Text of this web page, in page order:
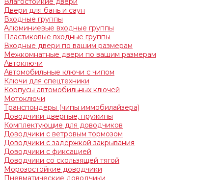
Двери для бань и саун
Входные группы
Алюминиевые входные группы
Пластиковые входные группы
Входные двери по вашим размерам
Межкомнатные двери по вашим размерам
Автоключи
Автомобильные ключи с чипом
Ключи для спецтехники
Корпусы автомобильных ключей
Мотоключи
Транспондеры (чипы иммобилайзера)
Доводчики дверные, пружины
Комплектующие для доводчиков
Доводчики с ветровым тормозом
Доводчики с задержкой закрывания
Доводчики с фиксацией
Доводчики со скользящей тягой
Морозостойкие доводчики
Пневматические доводчики